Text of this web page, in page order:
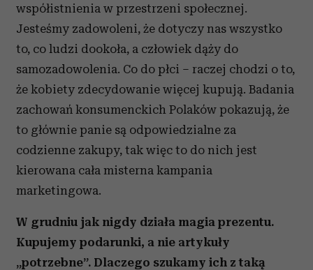
współistnienia w przestrzeni społecznej.
Jesteśmy zadowoleni, że dotyczy nas wszystko
to, co ludzi dookoła, a człowiek dąży do
samozadowolenia. Co do płci – raczej chodzi o to,
że kobiety zdecydowanie więcej kupują. Badania
zachowań konsumenckich Polaków pokazują, że
to głównie panie są odpowiedzialne za
codzienne zakupy, tak więc to do nich jest
kierowana cała misterna kampania
marketingowa.
W grudniu jak nigdy działa magia prezentu.
Kupujemy podarunki, a nie artykuły
„potrzebne”. Dlaczego szukamy ich z taką